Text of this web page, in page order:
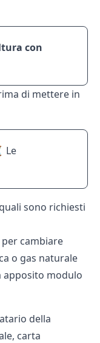
con
di mettere in
Le
sono richiesti
per cambiare
o gas naturale
apposito modulo
della
carta